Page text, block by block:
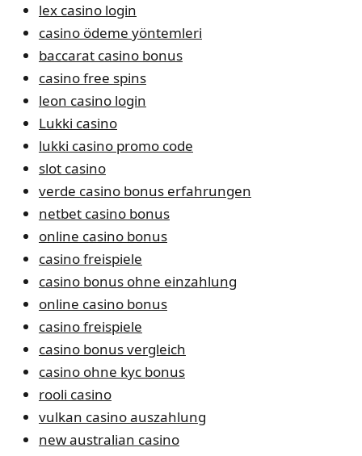
lex casino login
casino ödeme yöntemleri
baccarat casino bonus
casino free spins
leon casino login
Lukki casino
lukki casino promo code
slot casino
verde casino bonus erfahrungen
netbet casino bonus
online casino bonus
casino freispiele
casino bonus ohne einzahlung
online casino bonus
casino freispiele
casino bonus vergleich
casino ohne kyc bonus
rooli casino
vulkan casino auszahlung
new australian casino